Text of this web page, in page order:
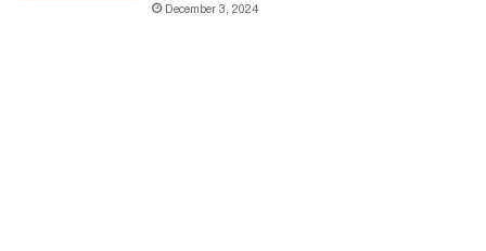
December 3, 2024